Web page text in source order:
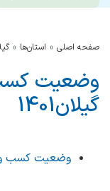
صفحه اصلی استان‌ها
وضعیت
گیلان1401
وضعیت کسب و